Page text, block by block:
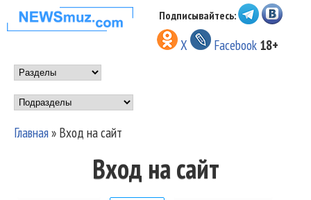
Перейти к основному
содержанию
НОВОСТИ
МУЗЫКИ И
ШОУ БИЗНЕСА
NEWSMUZ.COM
Подписывайтесь:
X Facebook 18+
Main menu
Подразделы
Вы здесь
Главная» Вход на сайт
Вход на сайт